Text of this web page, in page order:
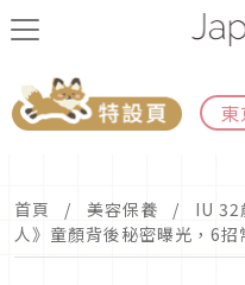
東
首頁 美容保養
IU 32
人》童顏背後秘密曝光，6